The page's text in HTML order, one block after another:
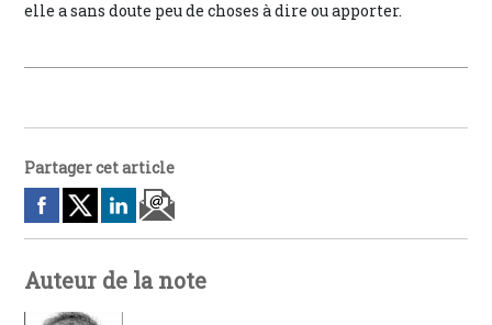
elle a sans doute peu de choses à dire ou apporter.
Partager cet article
Auteur de la note